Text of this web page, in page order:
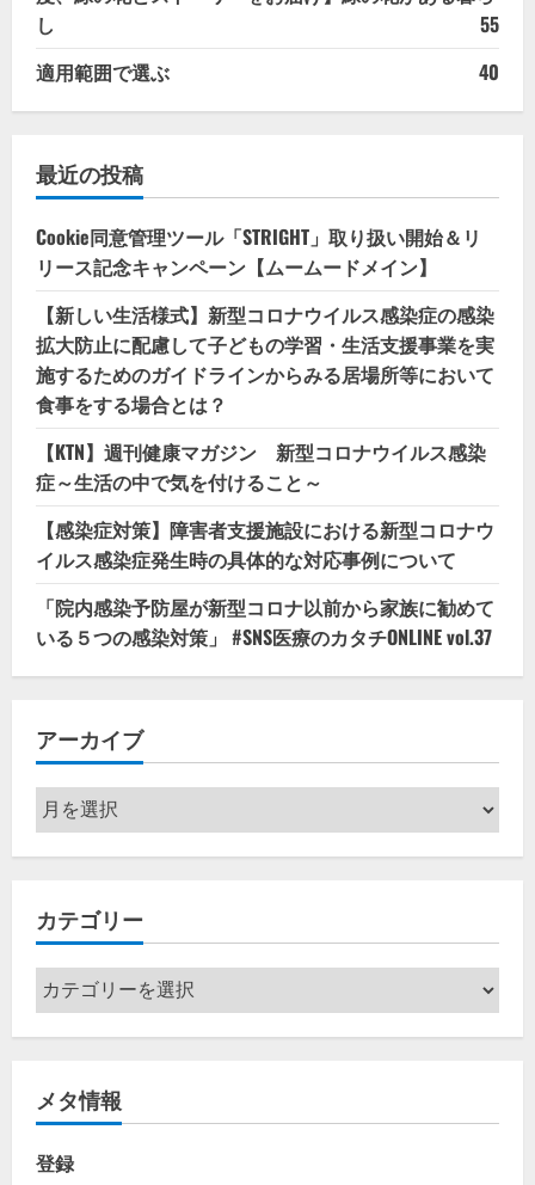
し
55
適用範囲で選ぶ
40
最近の投稿
Cookie同意管理ツール「STRIGHT」取り扱い開始＆リ
リース記念キャンペーン【ムームードメイン】
【新しい生活様式】新型コロナウイルス感染症の感染
拡大防止に配慮して子どもの学習・生活支援事業を実
施するためのガイドラインからみる居場所等において
食事をする場合とは？
【KTN】週刊健康マガジン 新型コロナウイルス感染
症～生活の中で気を付けること～
【感染症対策】障害者支援施設における新型コロナウ
イルス感染症発生時の具体的な対応事例について
「院内感染予防屋が新型コロナ以前から家族に勧めて
いる５つの感染対策」 #SNS医療のカタチONLINE vol.37
アーカイブ
ア
ー
カ
ブ
カテゴリー
カ
テ
ゴ
ー
メタ情報
登録